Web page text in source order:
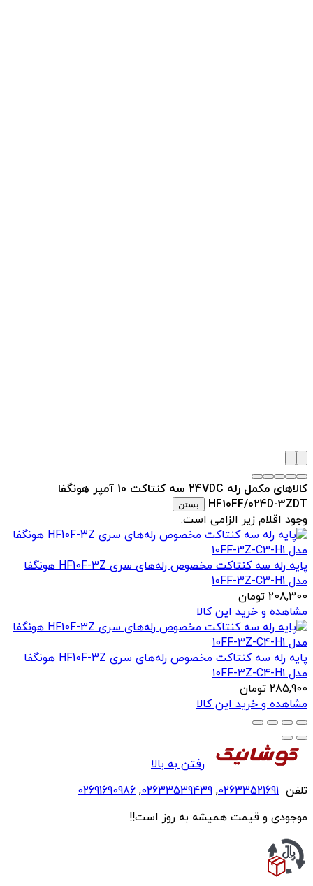
کالاهای مکمل رله 24VDC سه کنتاکت 10 آمپر هونگفا
HF10FF/024D-3ZDT
بستن
وجود اقلام زیر الزامی است.
پایه رله سه کنتاکت مخصوص رله‌های سری HF10F-3Z هونگفا
مدل 10FF-3Z-C3-H1
208,300 تومان
مشاهده و خرید این کالا
پایه رله سه کنتاکت مخصوص رله‌های سری HF10F-3Z هونگفا
مدل 10FF-3Z-C4-H1
285,900 تومان
مشاهده و خرید این کالا
رفتن به بالا
تلفن 02633521691
,
02633539439
,
02691690986
موجودی و قیمت همیشه به روز است!!